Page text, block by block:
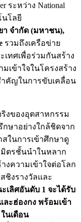
ระหว่าง National
นโลยี
า จำกัด (มหาชน),
รวมถึงเครือข่าย
ทศเพื่อร่วมกันสร้าง
เข้าใจในโครงสร้าง
ำคัญในการขับเคลื่อน
ริงของอุตสาหกรรม
กษาอย่างใกล้ชิดจาก
ในการเข้าศึกษาดู
มิตรชั้นนำในหลาก
งความเข้าใจต่อโลก
ชิงรางวัลและ
เลิศอันดับ 1 จะได้รับ
ละฮ่องกง พร้อมเข้า
ในเดือน